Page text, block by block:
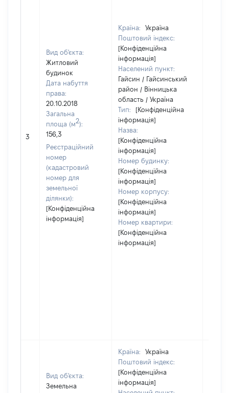
3
Вид об'єкта:
Житловий
будинок
Дата набуття
права:
20.10.2018
Загальна
площа (м2):
156,3
Реєстраційний
номер
(кадастровий
номер для
земельної
ділянки):
[Конфіденційна
інформація]
Країна:
Україна
Поштовий індекс:
[Конфіденційна
інформація]
Населений пункт:
Гайсин / Гайсинський
район / Вінницька
область / Україна
Тип:
[Конфіденційна
інформація]
Назва:
[Конфіденційна
інформація]
Номер будинку:
[Конфіденційна
інформація]
Номер корпусу:
[Конфіденційна
інформація]
Номер квартири:
[Конфіденційна
інформація]
Вид об'єкта:
Земельна
Країна:
Україна
Поштовий індекс:
[Конфіденційна
інформація]